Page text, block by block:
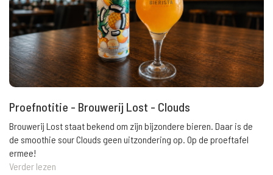
Proefnotitie - Brouwerij Lost - Clouds
Brouwerij Lost staat bekend om zijn bijzondere bieren. Daar is de
de smoothie sour Clouds geen uitzondering op. Op de proeftafel
ermee!
Verder lezen